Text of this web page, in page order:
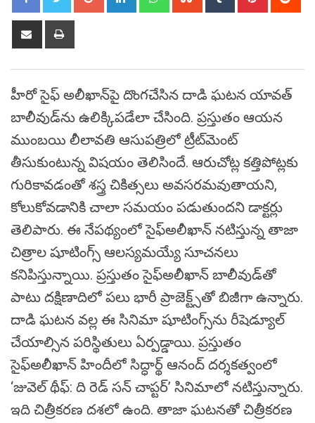
Share
హీరో సైఫ్‌ అలీఖాన్‌పై దొంగచేసిన దాడి ఘటన యావత్‌
బాలీవుడ్‌ను ఉలిక్కిపడేలా చేసింది. ప్రస్తుతం ఆయన
ముంబయి లీలావతి ఆసుపత్రిలో ట్రీట్‌మెంట్
తీసుకుంటున్న విషయం తెలిసిందే. ఆరుచోట్ల కత్తిపోట్లకు
గురికావడంతో శస్త్ర చికిత్సలు అవసరమవుతాయని,
కోలుకోవడానికి చాలా సమయం పడుతుందని డాక్టర్లు
తెలిపారు. ఈ నేపథ్యంలో సైఫ్‌అలీఖాన్‌ నటిస్తున్న తాజా
చిత్రాల షూటింగ్స్‌ ఆలస్యమయ్యే సూచనలు
కనిపిస్తున్నాయి. ప్రస్తుతం సైఫ్‌అలీఖాన్‌ బాలీవుడ్‌తో
పాటు దక్షిణాదిలో పలు భారీ ప్రాజెక్ట్స్‌తో బిజీగా ఉన్నారు.
దాడి ఘటన వల్ల ఈ సినిమా షూటింగ్స్‌ను రీషెడ్యూల్‌
చేయాల్సిన పరిస్థితులు ఏర్పడ్డాయి. ప్రస్తుతం
సైఫ్‌అలీఖాన్‌ హిందీలో సిద్ధార్థ్‌ ఆనంద్‌ దర్శకత్వంలో
‘జువెల్‌ థీఫ్‌: ది రెడ్‌ సన్‌ చాప్టర్‌’ సినిమాలో నటిస్తున్నారు.
ఇది చిత్రీకరణ దశలో ఉంది. తాజా ఘటనతో చిత్రీకరణ